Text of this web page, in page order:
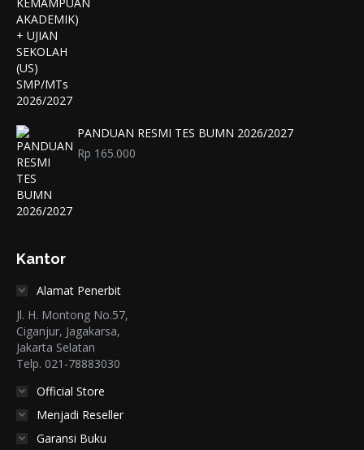
PANDUAN RESMI TES BUMN 2026/2027
Rp 165.000
Kantor
Alamat Penerbit
Jl. H. Montong No.57,
Ciganjur, Jagakarsa,
Jakarta Selatan
Telp. 021-78883030
Official Store
Menjadi Reseller
Garansi Buku